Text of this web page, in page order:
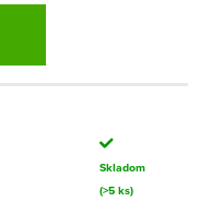
Skladom
(>5 ks)